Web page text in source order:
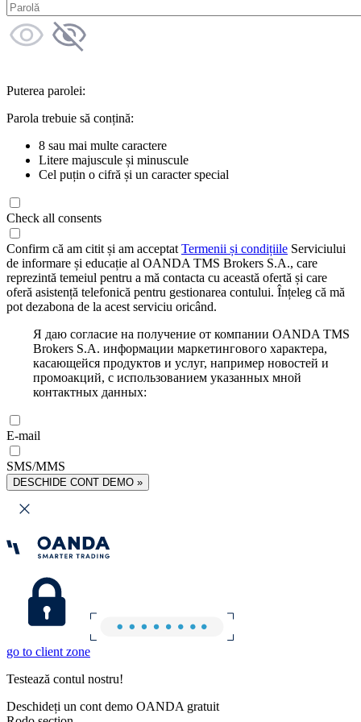
Puterea parolei:
Parola trebuie să conțină:
8 sau mai multe caractere
Litere majuscule și minuscule
Cel puțin o cifră și un caracter special
Check all consents
Confirm că am citit și am acceptat Termenii și condițiile Serviciului
de informare și educație al OANDA TMS Brokers S.A., care
reprezintă temeiul pentru a mă contacta cu această ofertă și care
oferă asistență telefonică pentru gestionarea contului. Înțeleg că mă
pot dezabona de la acest serviciu oricând.
Я даю согласие на получение от компании OANDA TMS
Brokers S.A. информации маркетингового характера,
касающейся продуктов и услуг, например новостей и
промоакций, с использованием указанных мной
контактных данных:
E-mail
SMS/MMS
DESCHIDE CONT DEMO »
go to client zone
Testează contul nostru!
Deschideți un cont demo OANDA gratuit